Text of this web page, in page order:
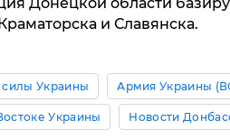
и Славянска.
Украины Армия Украины
Украины Новости